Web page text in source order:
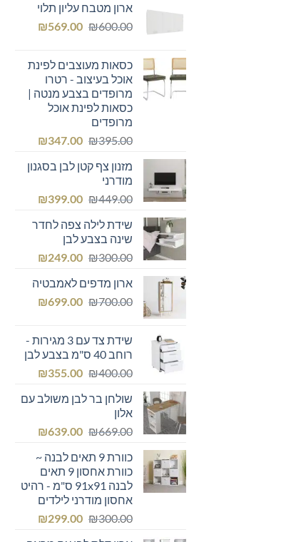
היה:
₪189.00.
הוא:
₪149.00.
ארון מטבח עליון תלוי
₪600.00
המחיר
₪600.00.
₪569.00
המחיר
₪569.00.כסאות מעוצבים לפינת
אוכל בעיצוב - רטרו
מרופדים בצבע מנטה |
כסאות לפינת אוכל
מרופדים
₪395.00
המחיר
היה:
₪347.00
המחיר
הוא:
מזנון צף קטן לבן בסגנון
מודרני
₪449.00
המחיר
היה:
₪449.00.
₪399.00
המחיר
הוא:שידת לילה צפה לחדר
שינה בצבע לבן
₪300.00
המחיר
היה:
₪300.00.
₪249.00
המחיר
הוא:
₪249.00.
ארון מדפים לאמבטיה
₪700.00
המחיר
₪700.00.
₪699.00
המחיר
₪699.00.שידת צד עם 3 מגירות -
רוחב 40 ס"מ בצבע לבן
₪400.00
המחיר
היה:
₪355.00
המחיר
הוא:
שולחן בר לבן משולב עם
אלון
₪669.00
המחיר
היה:
₪669.00.
₪639.00
המחיר
הוא:כוורת 9 תאים לבנה ~
כוורת אחסון 9 תאים
לבנה 91x91 ס"מ - רהיט
אחסון מודרני לילדים
₪300.00
המחיר ₪299.00
המחיר